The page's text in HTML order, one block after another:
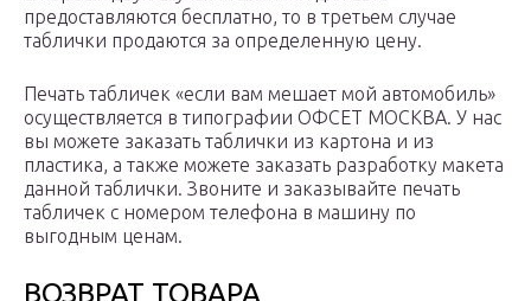
предоставляются бесплатно, то в третьем случае
таблички продаются за определенную цену.
Печать табличек «если вам мешает мой автомобиль»
осуществляется в типографии ОФСЕТ МОСКВА. У нас
вы можете заказать таблички из картона и из
пластика, а также можете заказать разработку макета
данной таблички. Звоните и заказывайте печать
табличек с номером телефона в машину по
выгодным ценам.
ВОЗВРАТ ТОВАРА